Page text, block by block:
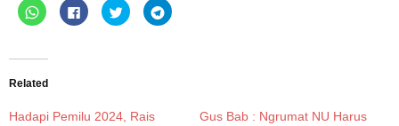
Click
to
share
(Opens
new
Click
to
share
Click
to
share
Click
to
Related
Hadapi Pemilu 2024, Rais
Gus Bab : Ngrumat NU Harus